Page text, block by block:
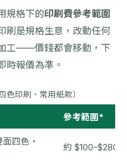
規格下的印刷費參考範圍
刷是規格生意，改動任何
工——價錢都會移動，下
時報價為準。
色印刷、常用紙款）
參考範圍*
四色・
約 $100–$280